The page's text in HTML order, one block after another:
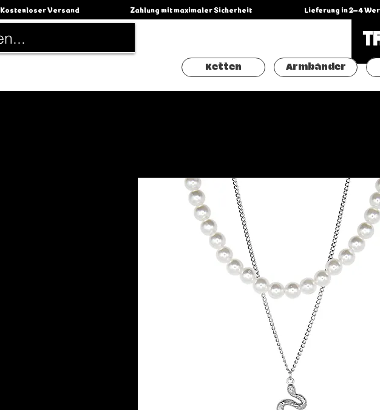
Kostenloser Versand                                          Zahlung mit maximaler Sicherheit                                           Lieferung in 2–4
Ketten Armbänder